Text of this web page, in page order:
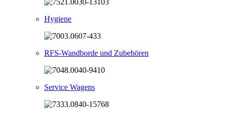
Hygiene
RFS-Wandborde und Zubehören
Service Wagens